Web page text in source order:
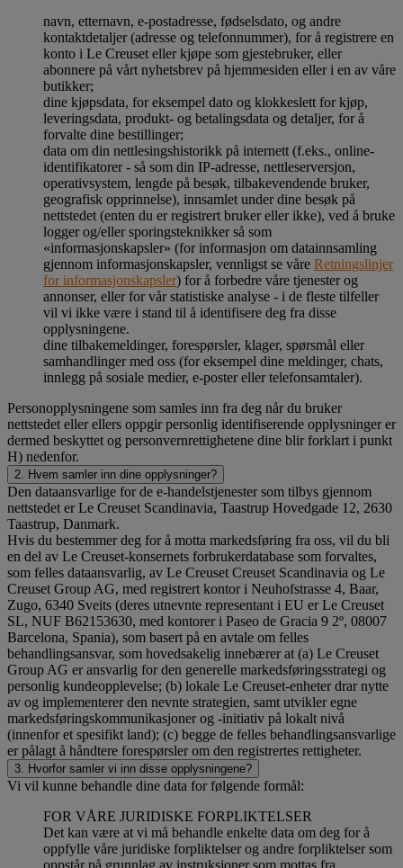
navn, etternavn, e-postadresse, fødselsdato, og andre
kontaktdetaljer (adresse og telefonnummer), for å registrere en
konto i Le Creuset eller kjøpe som gjestebruker, eller
abonnere på vårt nyhetsbrev på hjemmesiden eller i en av våre
butikker;
dine kjøpsdata, for eksempel dato og klokkeslett for kjøp,
leveringsdata, produkt- og betalingsdata og detaljer, for å
forvalte dine bestillinger;
data om din nettlesingshistorikk på internett (f.eks., online-
identifikatorer - så som din IP-adresse, nettleserversjon,
operativsystem, lengde på besøk, tilbakevendende bruker,
geografisk opprinnelse), innsamlet under dine besøk på
nettstedet (enten du er registrert bruker eller ikke), ved å bruke
logger og/eller sporingsteknikker så som
«informasjonskapsler» (for informasjon om datainnsamling
gjennom informasjonskapsler, vennligst se våre Retningslinjer
for informasjonskapsler) for å forbedre våre tjenester og
annonser, eller for vår statistiske analyse - i de fleste tilfeller
vil vi ikke være i stand til å identifisere deg fra disse
opplysningene.
dine tilbakemeldinger, forespørsler, klager, spørsmål eller
samhandlinger med oss (for eksempel dine meldinger, chats,
innlegg på sosiale medier, e-poster eller telefonsamtaler).
Personopplysningene som samles inn fra deg når du bruker
nettstedet eller ellers oppgir personlig identifiserende opplysninger er
dermed beskyttet og personvernrettighetene dine blir forklart i punkt
H) nedenfor.
2. Hvem samler inn dine opplysninger?
Den dataansvarlige for de e-handelstjenester som tilbys gjennom
nettstedet er Le Creuset Scandinavia, Taastrup Hovedgade 12, 2630
Taastrup, Danmark.
Hvis du bestemmer deg for å motta markedsføring fra oss, vil du bli
en del av Le Creuset-konsernets forbrukerdatabase som forvaltes,
som felles dataansvarlig, av Le Creuset Creuset Scandinavia og Le
Creuset Group AG, med registrert kontor i Neuhofstrasse 4, Baar,
Zugo, 6340 Sveits (deres utnevnte representant i EU er Le Creuset
SL, NUF B62153630, med kontorer i Paseo de Gracia 9 2º, 08007
Barcelona, Spania), som basert på en avtale om felles
behandlingsansvar, som hovedsakelig innebærer at (a) Le Creuset
Group AG er ansvarlig for den generelle markedsføringsstrategi og
personlig kundeopplevelse; (b) lokale Le Creuset-enheter drar nytte
av og implementerer den nevnte strategien, samt utvikler egne
markedsføringskommunikasjoner og -initiativ på lokalt nivå
(innenfor et spesifikt land); (c) begge de felles behandlingsansvarlige
er pålagt å håndtere forespørsler om den registrertes rettigheter.
3. Hvorfor samler vi inn disse opplysningene?
Vi vil kunne behandle dine data for følgende formål:
FOR VÅRE JURIDISKE FORPLIKTELSER
Det kan være at vi må behandle enkelte data om deg for å
oppfylle våre juridiske forpliktelser og andre forpliktelser som